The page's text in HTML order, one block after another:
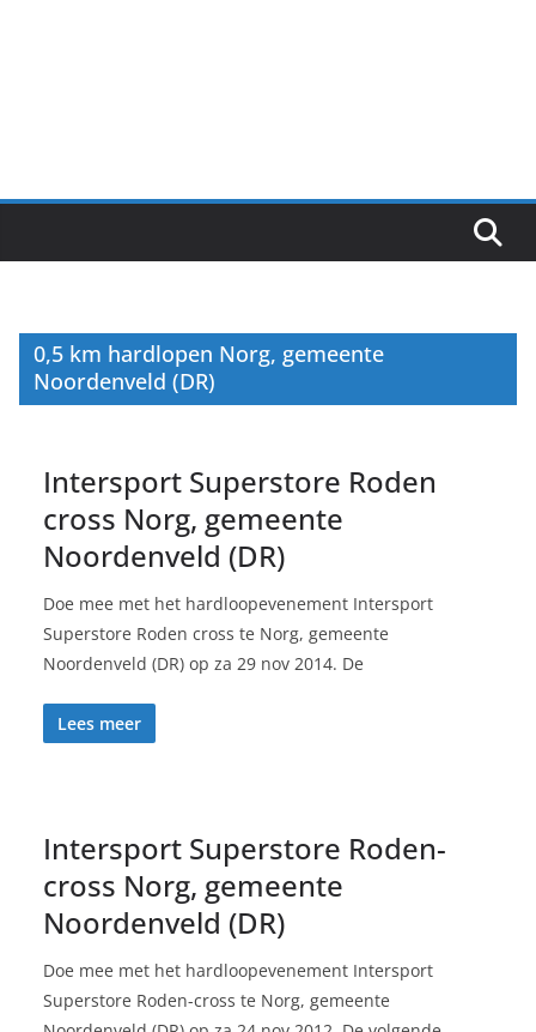
0,5 km hardlopen Norg, gemeente
Noordenveld (DR)
Intersport Superstore Roden
cross Norg, gemeente
Noordenveld (DR)
Doe mee met het hardloopevenement Intersport
Superstore Roden cross te Norg, gemeente
Noordenveld (DR) op za 29 nov 2014. De
Lees meer
Intersport Superstore Roden-
cross Norg, gemeente
Noordenveld (DR)
Doe mee met het hardloopevenement Intersport
Superstore Roden-cross te Norg, gemeente